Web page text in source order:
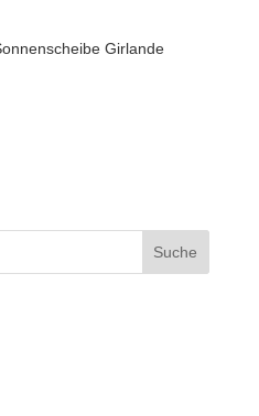
Girlande
Suche